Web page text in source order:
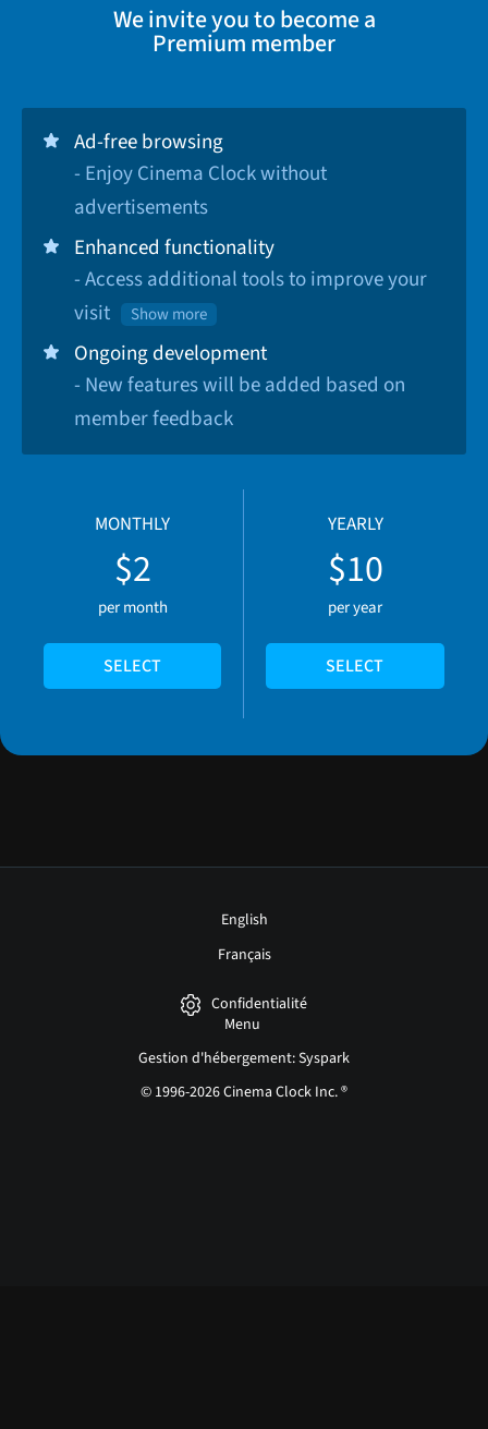
We invite you to become a
Premium member
Ad-free browsing
- Enjoy Cinema Clock without
advertisements
Enhanced functionality
- Access additional tools to improve your
visit
Show more
Ongoing development
- New features will be added based on
member feedback
MONTHLY
$2
per month
SELECT
YEARLY
$10
per year
SELECT
English
Français
Confidentialité
Menu
Gestion d'hébergement: Syspark
© 1996-2026 Cinema Clock Inc. ®